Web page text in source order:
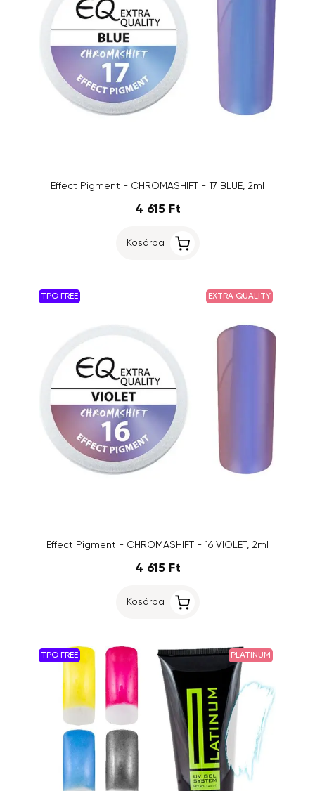
Effect Pigment - CHROMASHIFT - 17 BLUE, 2ml
4 615 Ft
Kosárba
TPO FREE EXTRA QUALITY
Effect Pigment - CHROMASHIFT - 16 VIOLET, 2ml
4 615 Ft
Kosárba
TPO FREE PLATINUM